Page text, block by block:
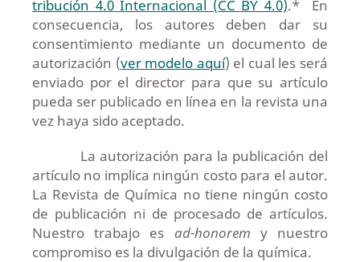
tribución 4.0 Internacional (CC BY 4.0).* En
consecuencia, los autores deben dar su
consentimiento mediante un documento de
autorización (ver modelo aquí) el cual les será
enviado por el director para que su artículo
pueda ser publicado en línea en la revista una
vez haya sido aceptado.
La autorización para la publicación del
artículo no implica ningún costo para el autor.
La Revista de Química no tiene ningún costo
de publicación ni de procesado de artículos.
Nuestro trabajo es ad-honorem y nuestro
compromiso es la divulgación de la química.